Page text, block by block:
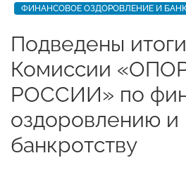
ФИНАНСОВОЕ ОЗДОРОВЛЕНИЕ И
Подведены
Комиссии
РОССИИ» по
оздоровлению и
банкротству